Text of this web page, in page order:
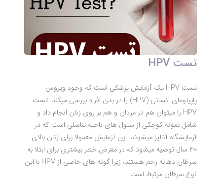
تست HPV
تست HPV یک آزمایش پزشکی است که وجود ویروس
پاپیلومای انسانی (HPV) را در بدن افراد بررسی میکند. تست
HPV را میتوان هم در مردان و هم بر روی زنان انجام داد و
شامل نمونه کوچکی از سلول های ناحیه تناسلی است که در
آزمایشگاه آنالیز میشوند. این آزمایش معمولا برای زنان بالای
30 سال توصیه میشود که در معرض خطر بیشتری برای ابتلا به
سرطان دهانه رحم هستند، زیرا گونه های خاصی از HPV با این
نوع سرطان مرتبط است.